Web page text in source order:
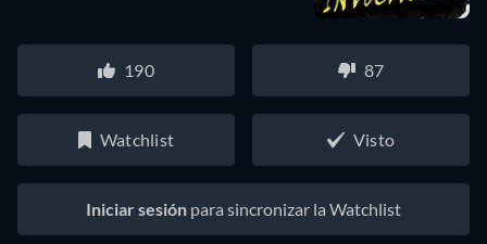
190 87
Watchlist Visto
Iniciar sesión para sincronizar la Watchlist